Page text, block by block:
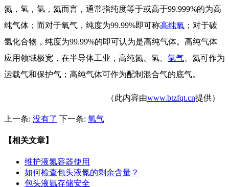
氮，氢，氩，氦而言，通常指纯度等于或高于99.999%的为高
纯气体；而对于氧气，纯度为99.99%即可称高纯氧 ；对于碳
氢化合物，纯度为99.99%的即可认为是高纯气体。高纯气体
应用领域极宽，在半导体工业，高纯氮、氢、 氩气 、氦可作为
运载气和保护气；高纯气体可作为配制混合气的底气。
（此内容由www.btzfqt.cn提供）
上一条: 没有了 下一条: 氧气
【相关文章】
维护液氮容器使用
如何检查包头液氮的剩余含量？
包头液氩存储安全